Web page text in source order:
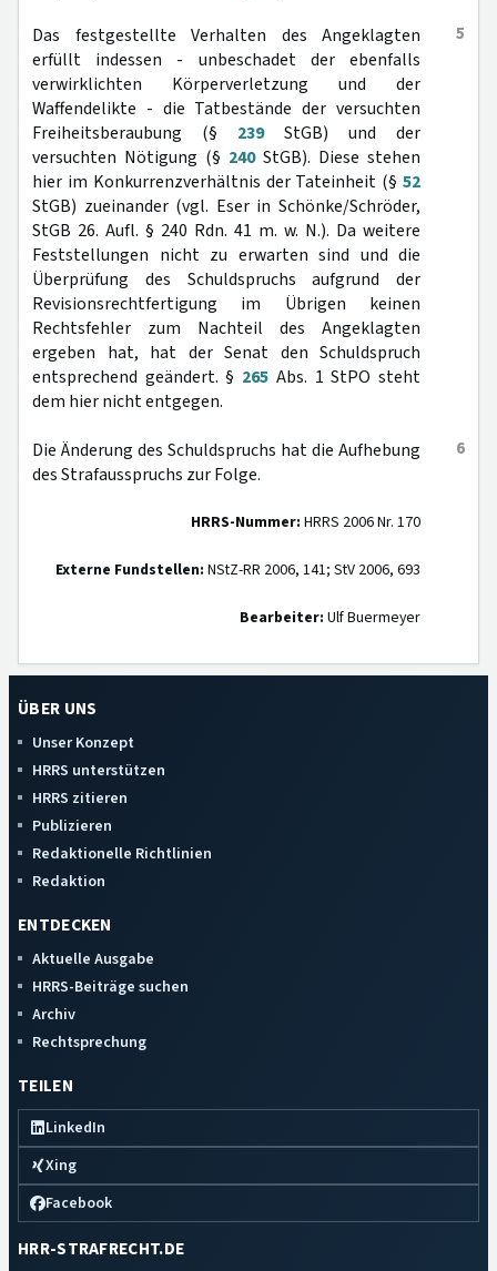
5
Das festgestellte Verhalten des Angeklagten
erfüllt indessen - unbeschadet der ebenfalls
verwirklichten Körperverletzung und der
Waffendelikte - die Tatbestände der versuchten
Freiheitsberaubung (§ 239StGB) und der
versuchten Nötigung (§ 240StGB). Diese stehen
hier im Konkurrenzverhältnis der Tateinheit (§ 52
StGB) zueinander (vgl. Eser in Schönke/Schröder,
StGB 26. Aufl. § 240 Rdn. 41 m. w. N.). Da weitere
Feststellungen nicht zu erwarten sind und die
Überprüfung des Schuldspruchs aufgrund der
Revisionsrechtfertigung im Übrigen keinen
Rechtsfehler zum Nachteil des Angeklagten
ergeben hat, hat der Senat den Schuldspruch
entsprechend geändert. § 265 Abs. 1 StPO steht
dem hier nicht entgegen.
6
Die Änderung des Schuldspruchs hat die Aufhebung
des Strafausspruchs zur Folge.
HRRS-Nummer: HRRS 2006 Nr. 170
Externe Fundstellen: NStZ-RR 2006, 141; StV 2006, 693
Bearbeiter: Ulf Buermeyer
ÜBER UNS
Unser Konzept
HRRS unterstützen
HRRS zitieren
Publizieren
Redaktionelle Richtlinien
Redaktion
ENTDECKEN
Aktuelle Ausgabe
HRRS-Beiträge suchen
Archiv
Rechtsprechung
TEILEN
LinkedIn
Xing
Facebook
HRR-STRAFRECHT.DE